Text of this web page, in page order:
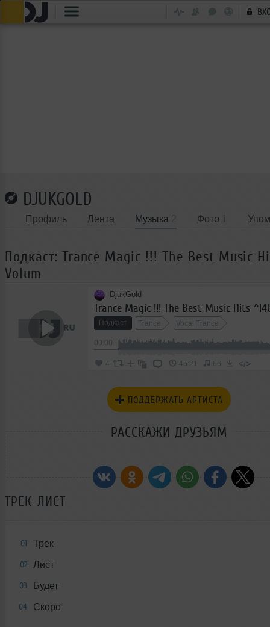
DJUKGOLD
Профиль Лента Музыка Фото
Подкаст: Trance Magic !!! The Best Music
Volum
DjukGold
Trance Magic !!! The Best Music Hits
Подкаст Trance Vocal Trance
45:21 66 </>
ПОДДЕРЖАТЬ АРТИСТА
РАССКАЖИ ДРУЗЬЯМ
ТРЕК-ЛИСТ
01 Трек
02 Лист
03 Будет
04 Скоро